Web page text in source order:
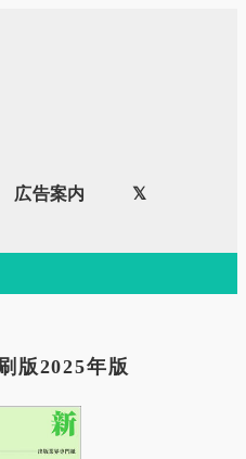
広告案内 𝕏
版2025年版